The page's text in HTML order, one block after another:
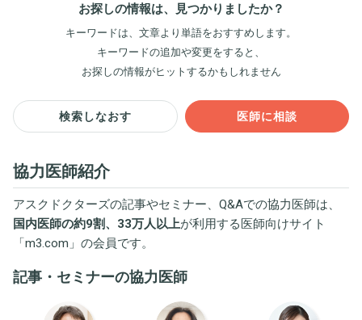
お探しの情報は、見つかりましたか？
キーワードは、文章より単語をおすすめします。
キーワードの追加や変更をすると、
お探しの情報がヒットするかもしれません
検索しなおす 医師に相談
協力医師紹介
アスクドクターズの記事やセミナー、Q&Aでの協力医師は、
国内医師の約9割、33万人以上が利用する医師向けサイト
「m3.com 」の会員です。
記事・セミナーの協力医師